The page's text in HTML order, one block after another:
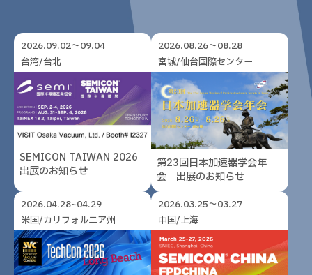
2026.09.02～09.04
台湾/台北
SEMICON TAIWAN 2026
出展のお知らせ
2026.08.26～08.28
宮城/仙台国際センター
第23回日本加速器学会年
会 出展のお知らせ
2026.04.28~04.29
米国/カリフォルニア州
2026.03.25～03.27
中国/上海